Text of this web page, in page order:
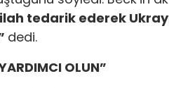
tedarik ederek
dedi.
OLUN”